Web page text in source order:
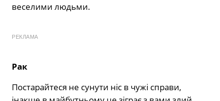
веселими людьми.
РЕКЛАМА
Рак
Постарайтеся не сунути ніс в чужі справи,